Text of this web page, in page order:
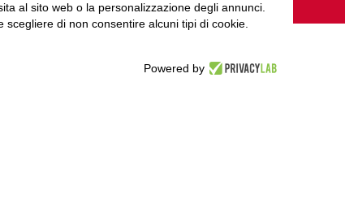
a Youtube
al sito web o la personalizzazione degli annunci.
di non consentire alcuni tipi di cookie.
Powered by